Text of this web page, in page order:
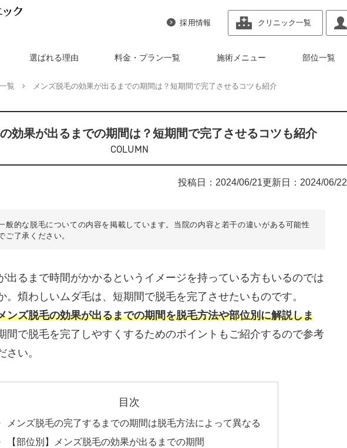
採用情報 クリニック一覧
選ばれる理由 料金・プラン一覧 施術メニュー 部位一覧
覧 メンズ脱毛の効果が出るまでの期間は？短期間で完了させるコツも紹介
効果が出るまでの期間は？短期間で完了させるコツも紹介
COLUMN
投稿日： 2024/06/21更新日： 2024/06/22
般的な脱毛についての内容を掲載しています。当院の内容と若干の違いがある可能性
ご了承ください。
出るまで時間がかかるというイメージを持っている方もいるのでは
。煩わしいムダ毛は、短期間で脱毛を完了させたいものです。
ンズ脱毛の効果が出るまでの期間を脱毛方法や部位別に解説しま
間で脱毛を完了しやすくするためのポイントもご紹介するので参考
さい。
目次
メンズ脱毛の完了するまでの期間は脱毛方法によって異なる
【部位別】メンズ脱毛の効果が出るまでの期間